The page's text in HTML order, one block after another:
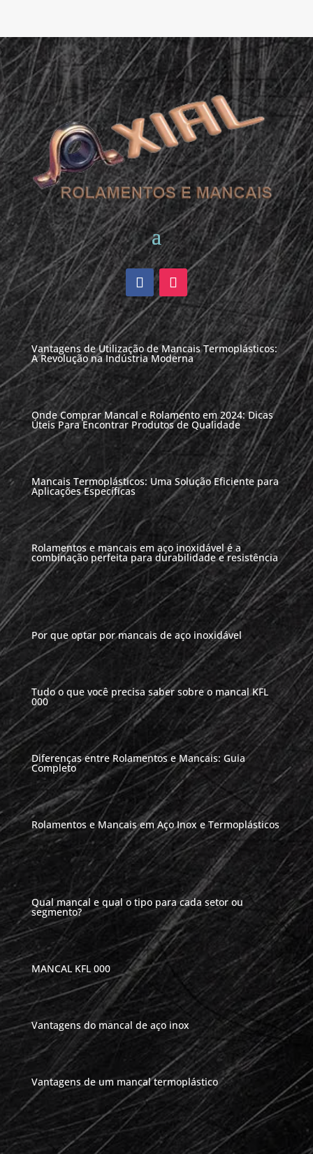
Vantagens de Utilização de Mancais Termoplásticos:
A Revolução na Indústria Moderna
Onde Comprar Mancal e Rolamento em 2024: Dicas
Úteis Para Encontrar Produtos de Qualidade
Mancais Termoplásticos: Uma Solução Eficiente para
Aplicações Específicas
Rolamentos e mancais em aço inoxidável é a
combinação perfeita para durabilidade e resistência
Por que optar por mancais de aço inoxidável
Tudo o que você precisa saber sobre o mancal KFL
000
Diferenças entre Rolamentos e Mancais: Guia
Completo
Rolamentos e Mancais em Aço Inox e Termoplásticos
Qual mancal e qual o tipo para cada setor ou
segmento?
MANCAL KFL 000
Vantagens do mancal de aço inox
Vantagens de um mancal termoplástico